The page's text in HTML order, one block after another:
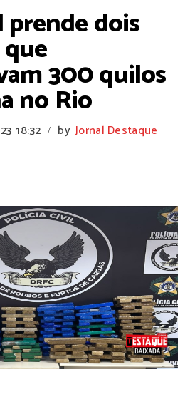
prende dois
300 quilos
no Rio
18:32 / by Jornal Destaque